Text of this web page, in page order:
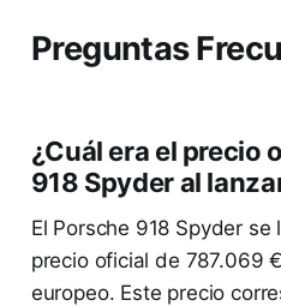
Preguntas
¿Cuál era el precio
918 Spyder al
El Porsche 918 Spyder
precio oficial de 787.069
europeo. Este precio